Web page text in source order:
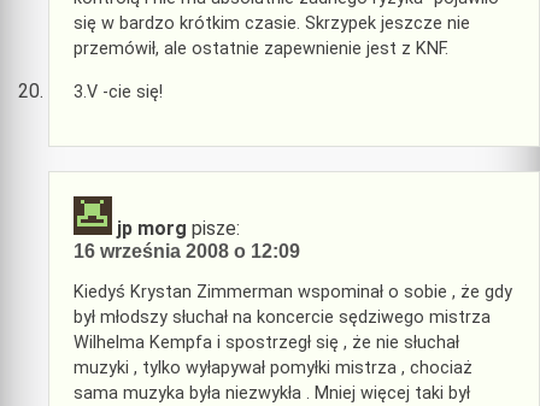
się w bardzo krótkim czasie. Skrzypek jeszcze nie
przemówił, ale ostatnie zapewnienie jest z KNF.
3.V -cie się!
jp morg pisze:
16 września 2008 o 12:09
Kiedyś Krystan Zimmerman wspominał o sobie , że gdy
był młodszy słuchał na koncercie sędziwego mistrza
Wilhelma Kempfa i spostrzegł się , że nie słuchał
muzyki , tylko wyłapywał pomyłki mistrza , chociaż
sama muzyka była niezwykła . Mniej więcej taki był